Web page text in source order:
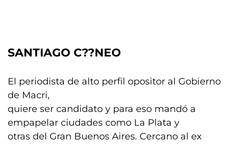
SANTIAGO C??NEO
El periodista de alto perfil opositor al Gobierno
de Macri,
quiere ser candidato y para eso mandó a
empapelar ciudades como La Plata y
otras del Gran Buenos Aires. Cercano al ex